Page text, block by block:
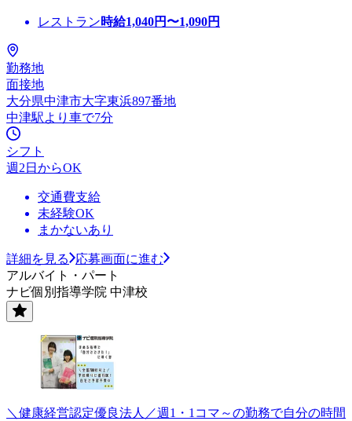
レストラン時給1,040円〜1,090円
勤務地
面接地
大分県中津市大字東浜897番地
中津駅より車で7分
シフト
週2日からOK
交通費支給
未経験OK
まかないあり
詳細を見る
応募画面に進む
アルバイト・パート
ナビ個別指導学院 中津校
＼健康経営認定優良法人／週1・1コマ～の勤務で自分の時間